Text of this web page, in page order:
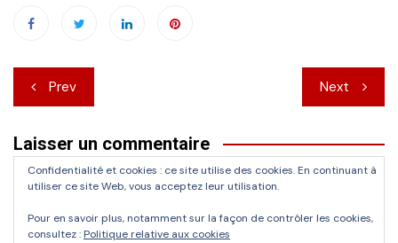
Navigation
de
l’article
Prev Next
Laisser un commentaire
Vous devezvous connecterpour publier un commentaire.
Confidentialité et cookies : ce site utilise des cookies. En continuant à
utiliser ce site Web, vous acceptez leur utilisation.
Pour en savoir plus, notamment sur la façon de contrôler les cookies,
consultez : Politique relative aux cookies